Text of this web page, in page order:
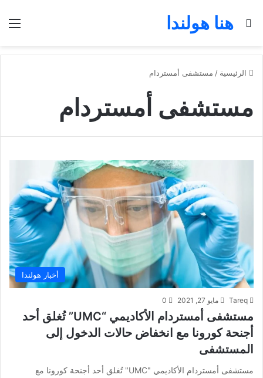
هنا هولندا
بحث عن
الرئيسية / مستشفى أمستردام
مستشفى أمستردام
أخبار هولندا
Tareq مايو 27, 2021 0
مستشفى أمستردام الأكاديمي “UMC” تُغلق أحد
أجنحة كورونا مع انخفاض حالات الدخول إلى
المستشفى
مستشفى أمستردام الأكاديمي "UMC" تُغلق أحد أجنحة كورونا مع